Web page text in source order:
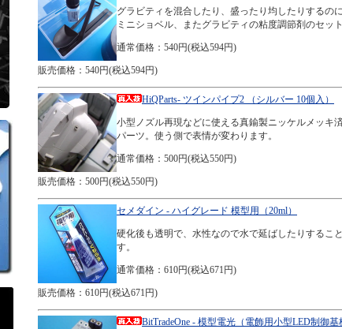
グラビティを混合したり、盛ったり均したりするの
ミニショベル、またグラビティの粘度調節剤のセット
通常価格：540円(税込594円)
販売価格：540円(税込594円)
HiQParts- ツインパイプ2 （シルバー 10個入）
小型ノズル再現などに使える真鍮製ニッケルメッキ
パーツ。使う側で表情が変わります。
通常価格：500円(税込550円)
販売価格：500円(税込550円)
セメダイン - ハイグレード 模型用（20ml）
硬化後も透明で、水性なので水で延ばしたりするこ
す。
通常価格：610円(税込671円)
販売価格：610円(税込671円)
BitTradeOne - 模型電光（電飾用小型LED制御基